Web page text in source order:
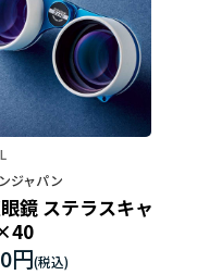
ジャパン
鏡 ステラスキャ
円